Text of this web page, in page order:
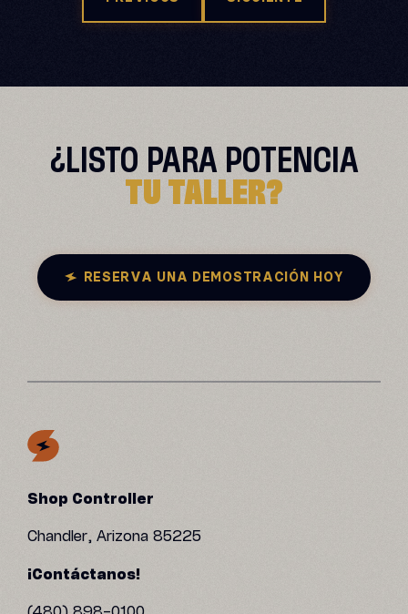
¿LISTO PARA POTENCIA
TU TALLER?
RESERVA UNA DEMOSTRACIÓN HOY
Shop Controller
Chandler, Arizona 85225
¡Contáctanos!